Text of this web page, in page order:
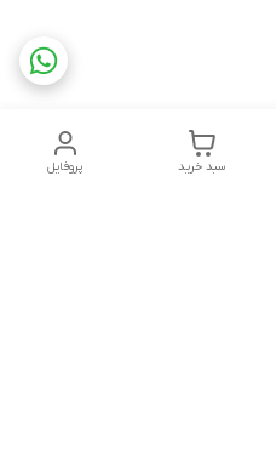
پروفایل سبد خرید